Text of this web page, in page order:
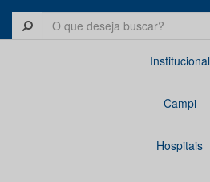
Institucional
Campi
Hospitais